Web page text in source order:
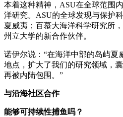
本着这种精神，ASU在全球范围
洋研究。ASU的全球发现与保护
夏威夷；百慕大海洋科学研究所
州立大学的新合作伙伴。
诺伊尔说：“在海洋中部的岛屿夏
地点，扩大了我们的研究领域，
再被内陆包围。”
与沿海社区合作
能够可持续性捕鱼吗？